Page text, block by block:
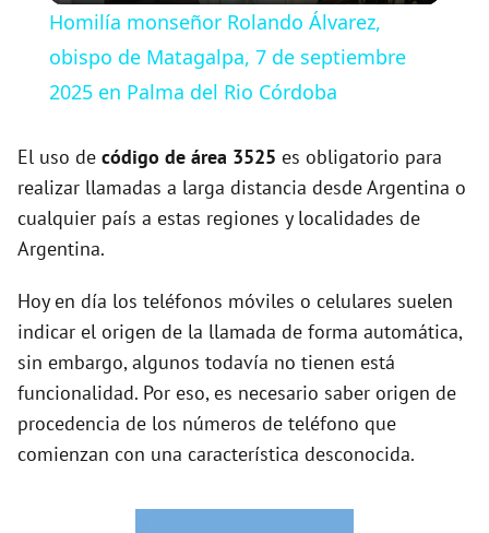
a
V
d
e
o
Homilía monseñor Rolando Álvarez,
obispo de Matagalpa, 7 de septiembre
2025 en Palma del Rio Córdoba
El uso de código de área 3525 es obligatorio para
realizar llamadas a larga distancia desde Argentina o
cualquier país a estas regiones y localidades de
Argentina.
Hoy en día los teléfonos móviles o celulares suelen
indicar el origen de la llamada de forma automática,
sin embargo, algunos todavía no tienen está
funcionalidad. Por eso, es necesario saber origen de
procedencia de los números de teléfono que
comienzan con una característica desconocida.